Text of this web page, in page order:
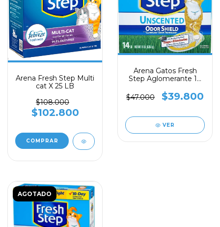
Arena Fresh Step Multi
cat X 25 LB
$108.000
$102.800
Arena Gatos Fresh
Step Aglomerante 14
$47.000
$39.800
VER
AGOTADO